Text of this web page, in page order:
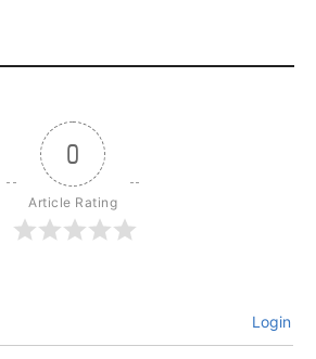
0
Article Rating
Login